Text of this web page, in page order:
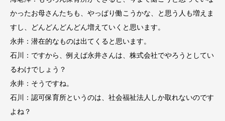
かったお母さんたちも、やっぱり働こうかな、と思う人も増えま
すし、どんどんどんどん増えていくと思います。
永井：潜在的なものは出てくると思います。
石川：ですから、例えば永井さんは、株式会社でやろうとしてい
るわけでしょう？
永井：そうですね。
石川：認可保育所というのは、社会福祉法人しか取れないのです
よね？